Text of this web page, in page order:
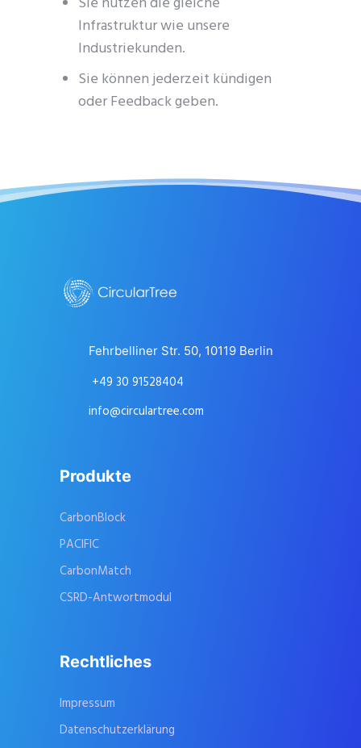
Infrastruktur wie unsere
Industriekunden.
Sie können jederzeit kündigen
oder Feedback geben.
Fehrbelliner Str. 50, 10119 Berlin
+49 30 91528404
info@circulartree.com
Produkte
CarbonBlock
PACIFIC
CarbonMatch
CSRD-Antwortmodul
Rechtliches
Impressum
Datenschutzerklärung